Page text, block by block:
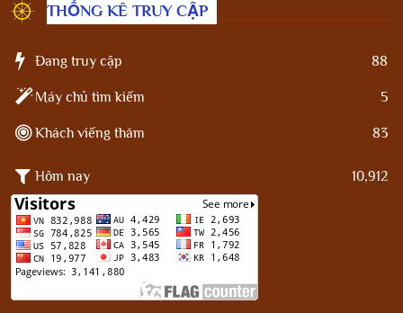
THỐNG KÊ TRUY CẬP
Đang truy cập 88
Máy chủ tìm kiếm 5
Khách viếng thăm 83
Hôm nay 10,912